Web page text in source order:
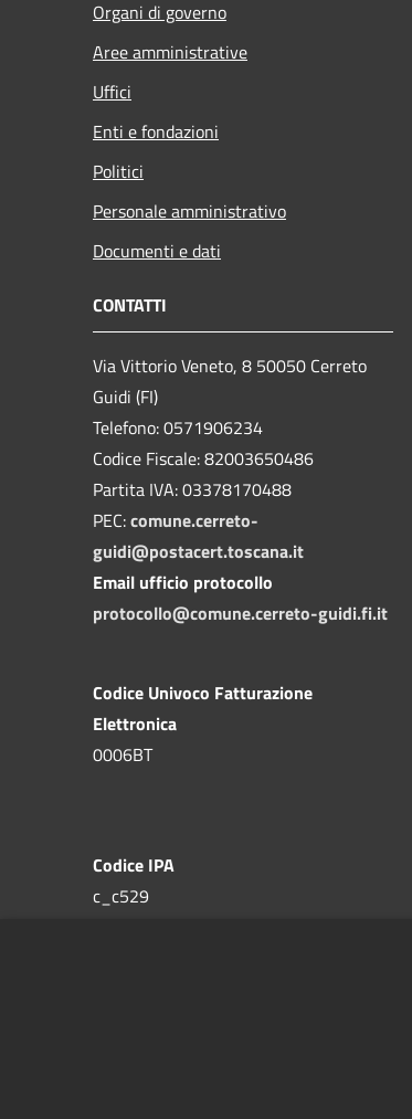
Organi di governo
Aree amministrative
Uffici
Enti e fondazioni
Politici
Personale amministrativo
Documenti e dati
CONTATTI
Via Vittorio Veneto, 8 50050 Cerreto
Guidi (FI)
Telefono: 0571906234
Codice Fiscale: 82003650486
Partita IVA: 03378170488
PEC:comune.cerreto-
guidi@postacert.toscana.it
Email ufficio protocollo
protocollo@comune.cerreto-guidi.fi.it
Codice Univoco Fatturazione
Elettronica
0006BT
Codice IPA
c_c529